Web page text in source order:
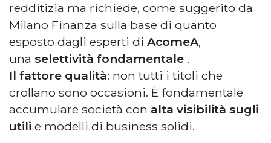
redditizia ma richiede, come suggerito da
Milano Finanza sulla base di quanto
esposto dagli esperti di AcomeA,
una selettività fondamentale .
Il fattore qualità: non tutti i titoli che
crollano sono occasioni. È fondamentale
accumulare società con alta visibilità sugli
utili e modelli di business solidi.